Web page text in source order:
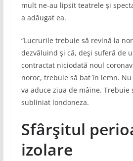
mult ne-au lipsit teatrele şi
a adăugat ea.
“Lucrurile trebuie să revină la
dezvăluind şi că, deşi suferă de
contractat niciodată noul
noroc, trebuie să bat în lemn.
va aduce ziua de mâine. Trebuie
subliniat londoneza.
Sfârşitul
izolare